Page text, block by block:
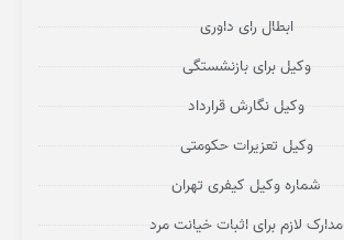
ابطال رای داوری
وکیل برای بازنشستگی
وکیل نگارش قرارداد
وکیل تعزیرات حکومتی
شماره وکیل کیفری تهران
مدارک لازم برای اثبات خیانت مرد